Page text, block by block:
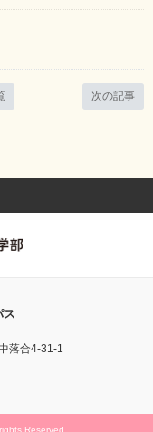
次の記事
ス
落合4-31-1
Reserved.